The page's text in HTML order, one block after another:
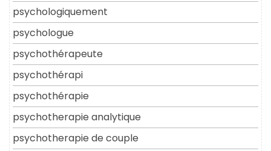
psychologiquement
psychologue
psychothérapeute
psychothérapi
psychothérapie
psychotherapie analytique
psychotherapie de couple